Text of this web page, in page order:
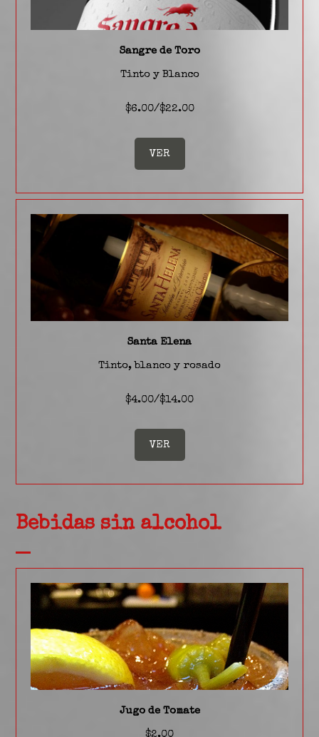
Sangre de Toro
Tinto y Blanco
$6.00/$22.00
VER
Santa Elena
Tinto, blanco y rosado
$4.00/$14.00
VER
Bebidas sin alcohol
Jugo de Tomate
$2.00